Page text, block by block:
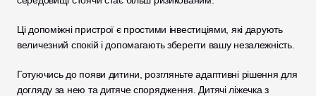
Ці допоміжні пристрої є простими інвестиціями, які дарують
величезний спокій і допомагають зберегти вашу незалежність.
Готуючись до появи дитини, розгляньте адаптивні рішення для
догляду за нею та дитяче спорядження. Дитячі ліжечка з